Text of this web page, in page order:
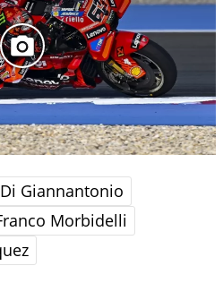
Giannantonio
Morbidelli